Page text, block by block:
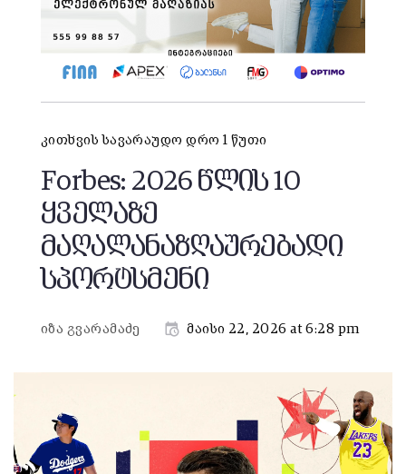
კითხვის სავარაუდო დრო 1 წუთი
Forbes: 2026 წლის 10
ყველაზე
მაღალანაზღაურებადი
სპორტსმენი
იზა გვარამაძე მაისი 22, 2026 at 6:28 pm